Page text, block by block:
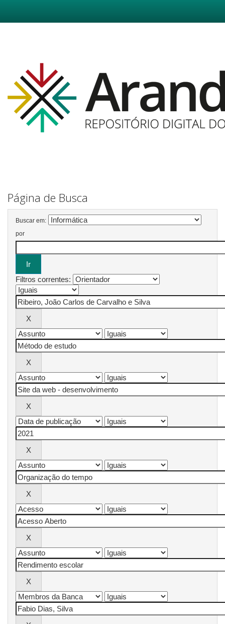
Página de Busca
Buscar em:
por
Filtros correntes: